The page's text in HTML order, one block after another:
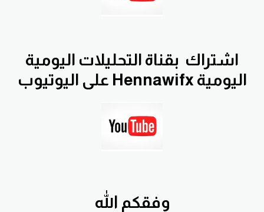
اشتراك بقناة التحليلات اليومية
اليومية Hennawifx على اليوتيوب
وفقكم الله